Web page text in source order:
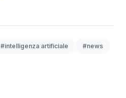
#intelligenza artificiale #news